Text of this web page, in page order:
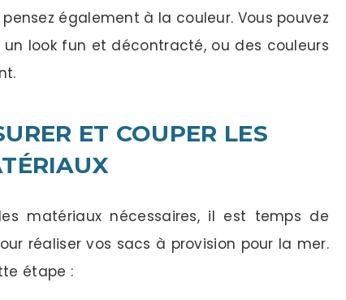
également à la couleur. Vous pouvez
look fun et décontracté, ou des couleurs
ET COUPER LES
matériaux nécessaires, il est temps de
réaliser vos sacs à provision pour la mer.
étape :